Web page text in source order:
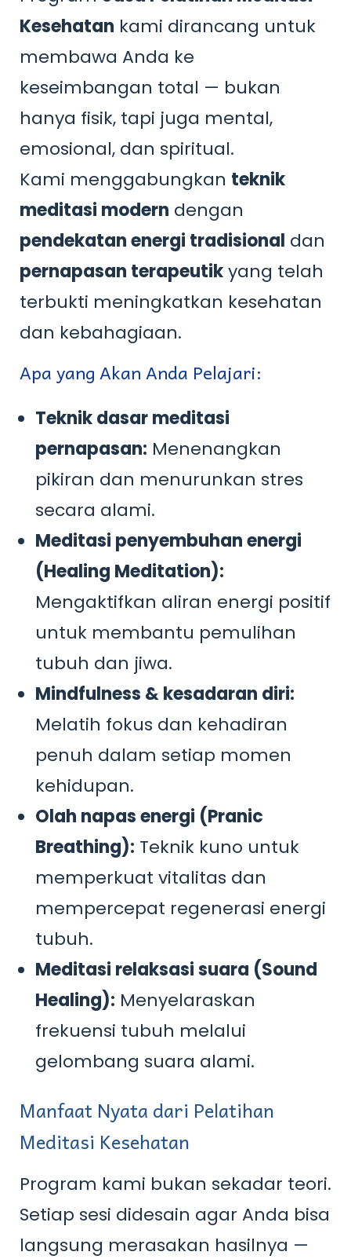
Kesehatan kami dirancang untuk
membawa Anda ke
keseimbangan total — bukan
hanya fisik, tapi juga mental,
emosional, dan spiritual.
Kami menggabungkan teknik
meditasi modern dengan
pendekatan energi tradisional dan
pernapasan terapeutikyang telah
terbukti meningkatkan kesehatan
dan kebahagiaan.
Apa yang Akan Anda Pelajari:
Teknik dasar meditasi
pernapasan: Menenangkan
pikiran dan menurunkan stres
secara alami.
Meditasi penyembuhan energi
(Healing Meditation):
Mengaktifkan aliran energi positif
untuk membantu pemulihan
tubuh dan jiwa.
Mindfulness & kesadaran diri:
Melatih fokus dan kehadiran
penuh dalam setiap momen
kehidupan.
Olah napas energi (Pranic
Breathing): Teknik kuno untuk
memperkuat vitalitas dan
mempercepat regenerasi energi
tubuh.
Meditasi relaksasi suara (Sound
Healing): Menyelaraskan
frekuensi tubuh melalui
gelombang suara alami.
Manfaat Nyata dari Pelatihan
Meditasi Kesehatan
Program kami bukan sekadar teori.
Setiap sesi didesain agar Anda bisa
langsung merasakan hasilnya —